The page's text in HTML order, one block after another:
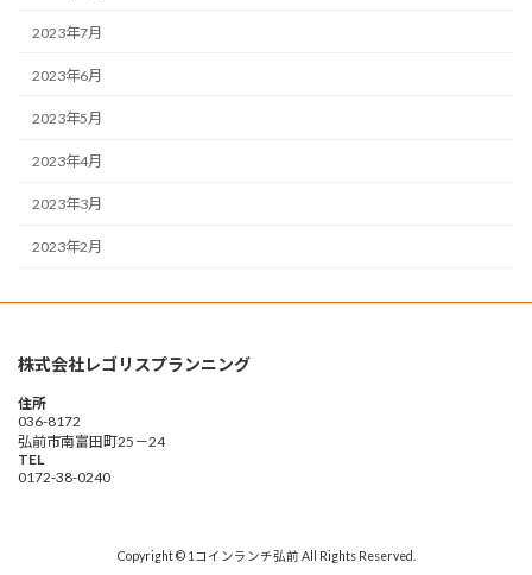
2023年7月
2023年6月
2023年5月
2023年4月
2023年3月
2023年2月
株式会社レゴリスプランニング
住所
036-8172
弘前市南富田町25－24
TEL
0172-38-0240
Copyright © 1コインランチ弘前 All Rights Reserved.